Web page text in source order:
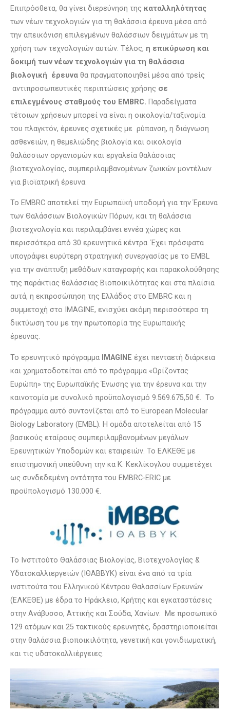
Επιπρόσθετα, θα γίνει διερεύνηση της καταλληλότητας
των νέων τεχνολογιών για τη θαλάσσια έρευνα μέσα από
την απεικόνιση επιλεγμένων θαλάσσιων δειγμάτων με τη
χρήση των τεχνολογιών αυτών. Τέλος, η επικύρωση και
δοκιμή των νέων τεχνολογιών για τη θαλάσσια
βιολογική έρευνα θα πραγματοποιηθεί μέσα από τρείς
αντιπροσωπευτικές περιπτώσεις χρήσης σε
επιλεγμένους σταθμούς του EMBRC. Παραδείγματα
τέτοιων χρήσεων μπορεί να είναι η οικολογία/ταξινομία
του πλαγκτόν, έρευνες σχετικές με ρύπανση, η διάγνωση
ασθενειών, η θεμελιώδης βιολογία και οικολογία
θαλάσσιων οργανισμών και εργαλεία θαλάσσιας
βιοτεχνολογίας, συμπεριλαμβανομένων ζωικών μοντέλων
για βιοϊατρική έρευνα.
Το EMBRC αποτελεί την Ευρωπαϊκή υποδομή για την Έρευνα
των Θαλάσσιων Βιολογικών Πόρων, και τη θαλάσσια
βιοτεχνολογία και περιλαμβάνει εννέα χώρες και
περισσότερα από 30 ερευνητικά κέντρα. Έχει πρόσφατα
υπογράψει ευρύτερη στρατηγική συνεργασίας με το EMBL
για την ανάπτυξη μεθόδων καταγραφής και παρακολούθησης
της παράκτιας θαλάσσιας Βιοποικιλότητας και στα πλαίσια
αυτά, η εκπροσώπηση της Ελλάδος στο EMBRC και η
συμμετοχή στο IMAGINE, ενισχύει ακόμη περισσότερο τη
δικτύωση του με την πρωτοπορία της Ευρωπαϊκής
έρευνας.
Το ερευνητικό πρόγραμμα IMAGINE έχει πενταετή διάρκεια
και χρηματοδοτείται από το πρόγραμμα «Ορίζοντας
Ευρώπη» της Ευρωπαϊκής Ένωσης για την έρευνα και την
καινοτομία με συνολικό προϋπολογισμό 9.569.675,50 €. Το
πρόγραμμα αυτό συντονίζεται από το European Molecular
Biology Laboratory (EMBL). H ομάδα αποτελείται από 15
βασικούς εταίρους συμπεριλαμβανομένων μεγάλων
Ερευνητικών Υποδομών και εταιρειών. Το ΕΛΚΕΘΕ με
επιστημονική υπεύθυνη την κα Κ. Κεκλίκογλου συμμετέχει
ως συνδεδεμένη οντότητα του EMBRC-ERIC με
προϋπολογισμό 130.000 €.
Το Ινστιτούτο Θαλάσσιας Βιολογίας, Βιοτεχνολογίας &
Υδατοκαλλιεργειών (ΙΘΑΒΒΥΚ) είναι ένα από τα τρία
ινστιτούτα του Ελληνικού Κέντρου Θαλασσίων Ερευνών
(ΕΛΚΕΘΕ) με έδρα το Ηράκλειο, Κρήτης και εγκαταστάσεις
στην Ανάβυσσο, Αττικής και Σούδα, Χανίων. Με προσωπικό
129 ατόμων και 25 τακτικούς ερευνητές, δραστηριοποιείται
στην θαλάσσια βιοποικιλότητα, γενετική και γονιδιωματική,
και τις υδατοκαλλιέργειες.